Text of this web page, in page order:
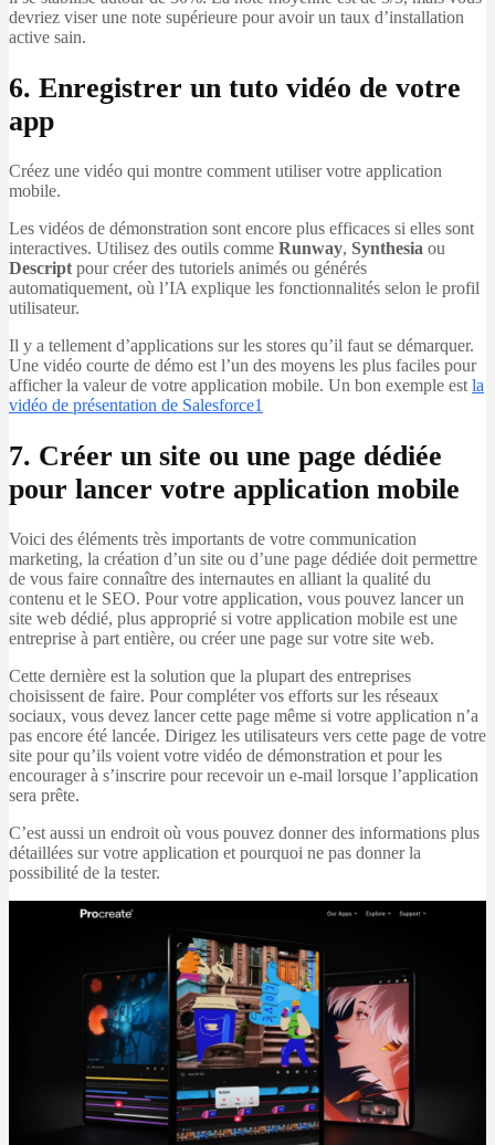
devriez viser une note supérieure pour avoir un taux d’installation
active sain.
6. Enregistrer un tuto vidéo de votre
app
Créez une vidéo qui montre comment utiliser votre application
mobile.
Les vidéos de démonstration sont encore plus efficaces si elles sont
interactives. Utilisez des outils comme Runway, Synthesia ou
Descript pour créer des tutoriels animés ou générés
automatiquement, où l’IA explique les fonctionnalités selon le profil
utilisateur.
Il y a tellement d’applications sur les stores qu’il faut se démarquer.
Une vidéo courte de démo est l’un des moyens les plus faciles pour
afficher la valeur de votre application mobile. Un bon exemple est la
vidéo de présentation de Salesforce1
7. Créer un site ou une page dédiée
pour lancer votre application mobile
Voici des éléments très importants de votre communication
marketing, la création d’un site ou d’une page dédiée doit permettre
de vous faire connaître des internautes en alliant la qualité du
contenu et le SEO. Pour votre application, vous pouvez lancer un
site web dédié, plus approprié si votre application mobile est une
entreprise à part entière, ou créer une page sur votre site web.
Cette dernière est la solution que la plupart des entreprises
choisissent de faire. Pour compléter vos efforts sur les réseaux
sociaux, vous devez lancer cette page même si votre application n’a
pas encore été lancée. Dirigez les utilisateurs vers cette page de votre
site pour qu’ils voient votre vidéo de démonstration et pour les
encourager à s’inscrire pour recevoir un e-mail lorsque l’application
sera prête.
C’est aussi un endroit où vous pouvez donner des informations plus
détaillées sur votre application et pourquoi ne pas donner la
possibilité de la tester.